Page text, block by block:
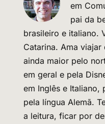
em
pai da
brasileiro e italiano.
Catarina. Ama viajar
ainda maior pelo
em geral e pela
em Inglês e Italiano,
pela língua Alemã.
a leitura, ficar por